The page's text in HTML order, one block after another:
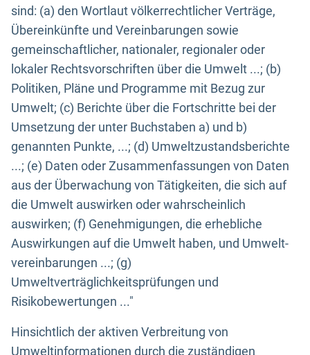
sind: (a) den Wortlaut völkerrechtlicher Verträge,
Übereinkünfte und Vereinbarungen sowie
gemeinschaftlicher, nationaler, regionaler oder
lokaler Rechtsvorschriften über die Umwelt ...; (b)
Politiken, Pläne und Programme mit Bezug zur
Umwelt; (c) Berichte über die Fortschritte bei der
Umsetzung der unter Buchstaben a) und b)
genannten Punkte, ...; (d) Umweltzustandsberichte
...; (e) Daten oder Zusammenfassungen von Daten
aus der Überwachung von Tätigkeiten, die sich auf
die Umwelt auswirken oder wahrscheinlich
auswirken; (f) Genehmigungen, die erhebliche
Auswirkungen auf die Umwelt haben, und Umwelt-
vereinbarungen ...; (g)
Umweltverträglichkeitsprüfungen und
Risikobewertungen ..."
Hinsichtlich der aktiven Verbreitung von
Umweltinformationen durch die zuständigen